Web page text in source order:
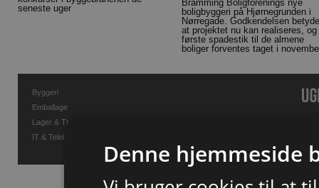
seneste uger
Bramming Boligforenings nye
boligbyggeri på Hjørnegrunden i
Nørregade. Godkendelsen
at projektet nu kan realiseres, og
første spadestik til de almene
boliger forventes taget i
Byggeri
Emballage
Lager & Transport
IT & Telekommunikation
Denne hjemmeside